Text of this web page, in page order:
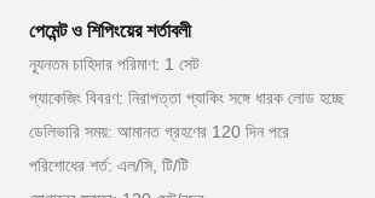
পেমেন্ট ও শিপিংয়ের শর্তাবলী
ন্যূনতম চাহিদার পরিমাণ: 1 সেট
প্যাকেজিং বিবরণ: নিরাপত্তা প্যাকিং সঙ্গে ধারক লোড হচ্ছে
ডেলিভারি সময়: আমানত গ্রহণের 120 দিন পরে
পরিশোধের শর্ত: এল/সি, টি/টি